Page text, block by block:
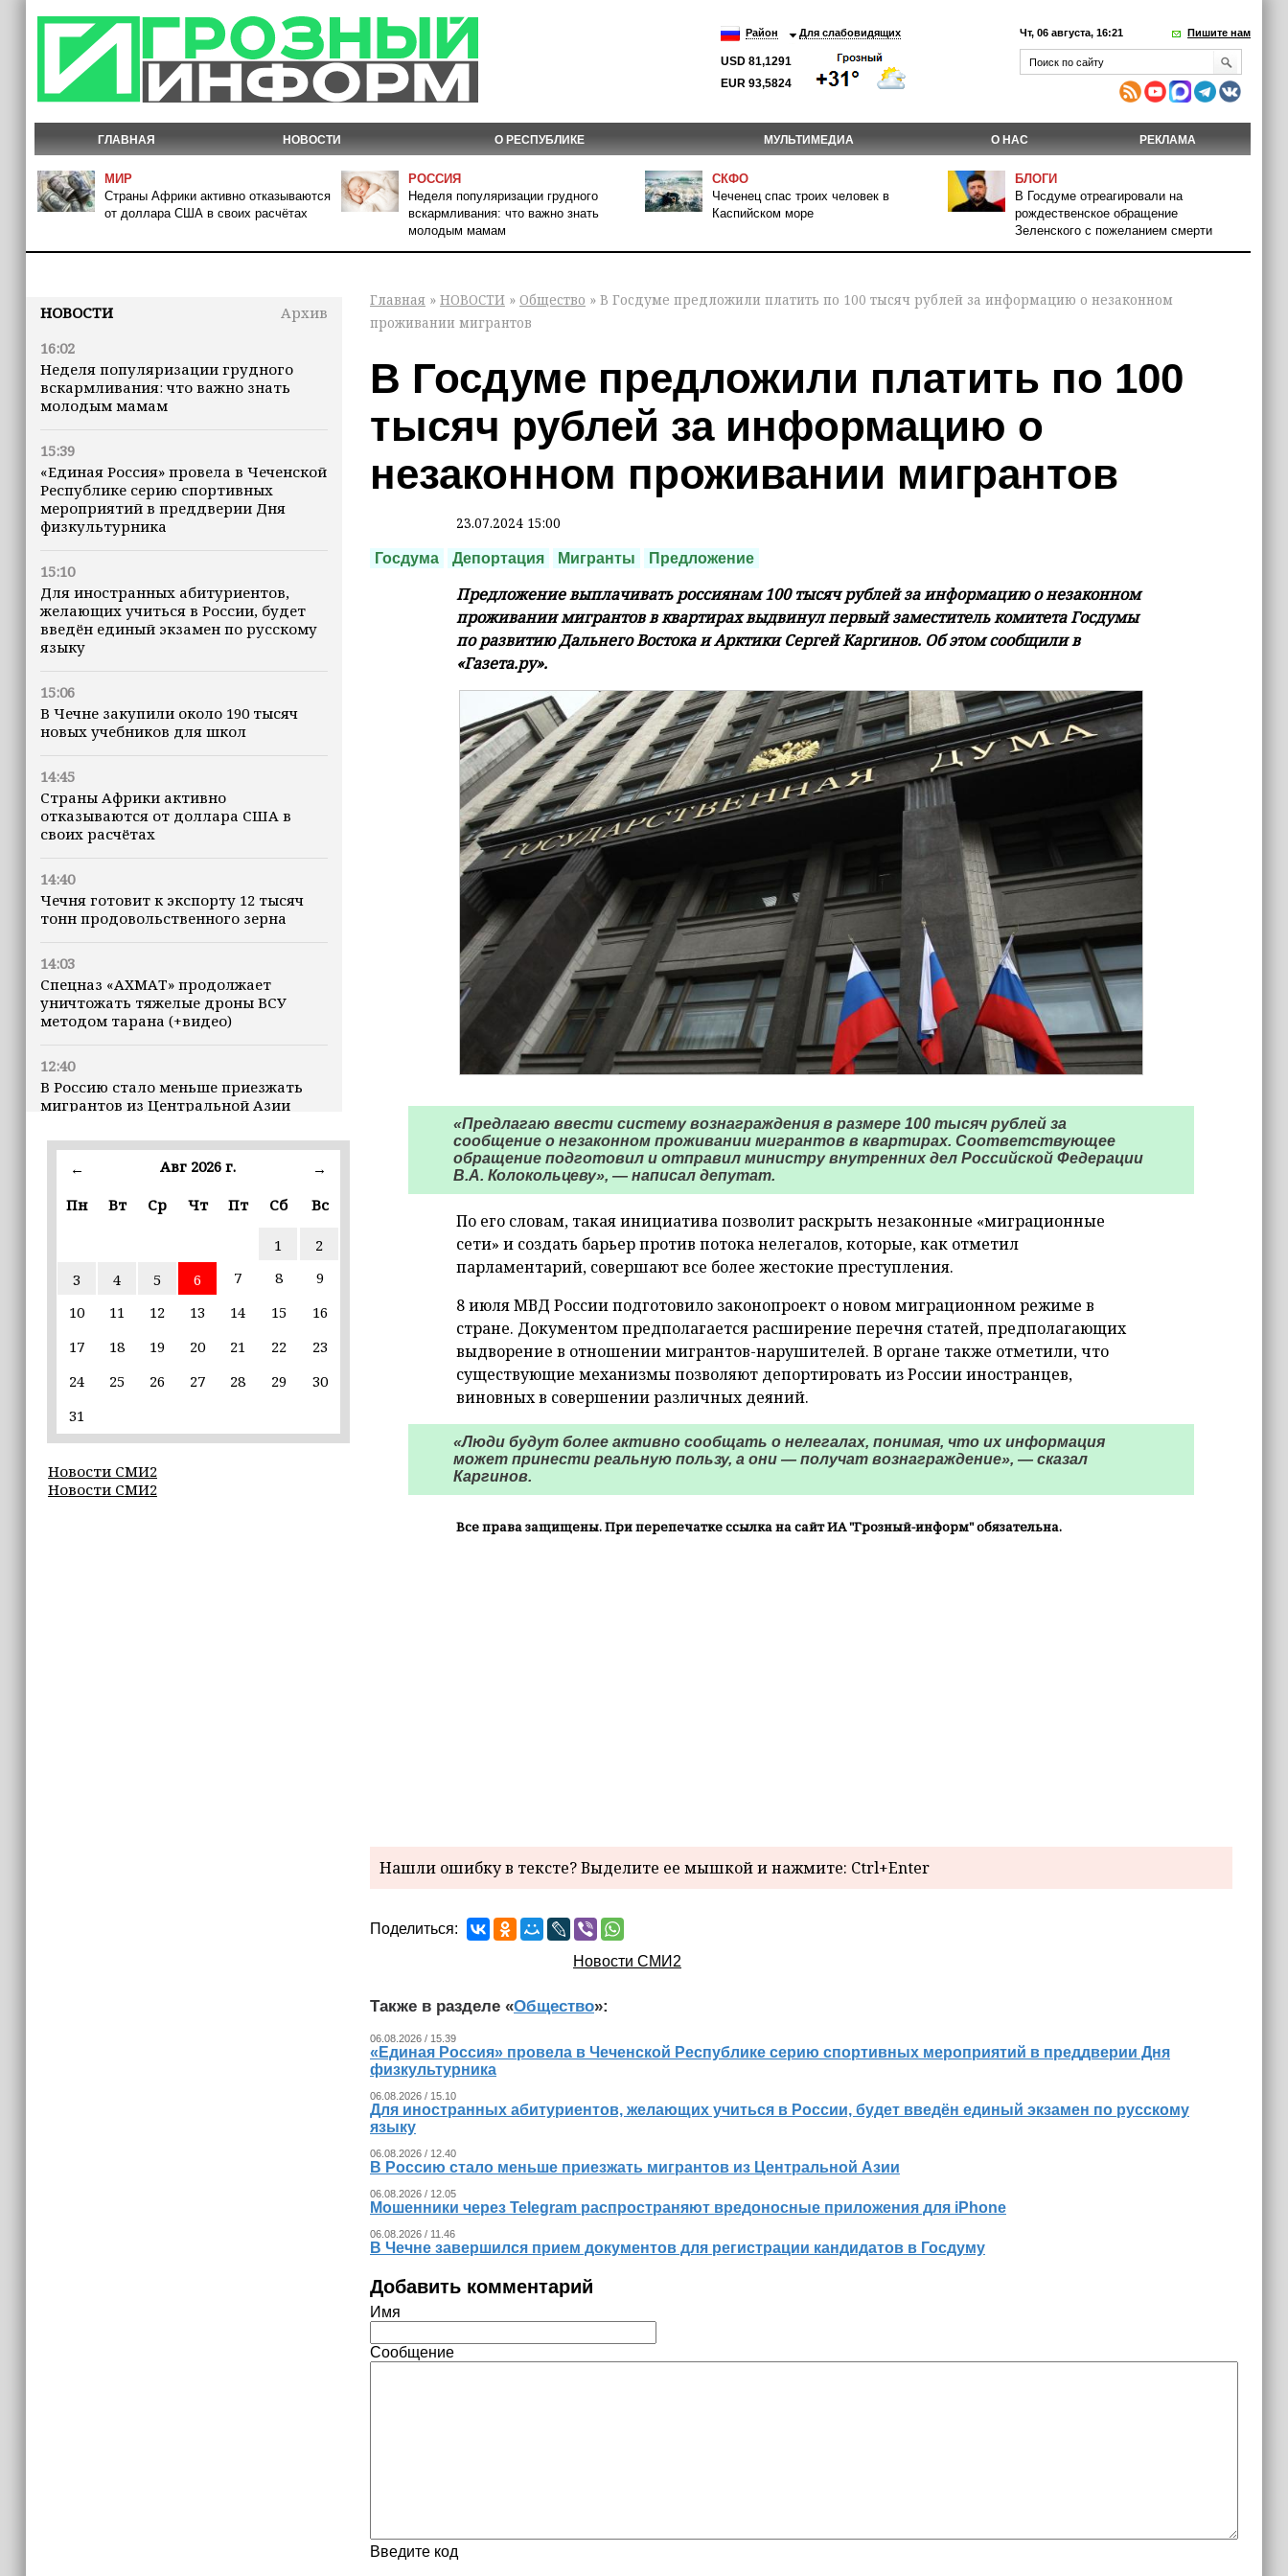
Район Для слабовидящих
USD 81,1291
EUR 93,5824
Чт, 06 августа, 16:21 Пишите нам
ГЛАВНАЯ НОВОСТИ О РЕСПУБЛИКЕ МУЛЬТИМЕДИА О НАС РЕКЛАМА
МИР
Страны Африки активно отказываются
от доллара США в своих расчётах
РОССИЯ
Неделя популяризации грудного
вскармливания: что важно знать
молодым мамам
СКФО
Чеченец спас троих человек в
Каспийском море
БЛОГИ
В Госдуме отреагировали на
рождественское обращение
Зеленского с пожеланием смерти
НОВОСТИ
Архив
16:02
Неделя популяризации грудного
вскармливания: что важно знать
молодым мамам
15:39
«Единая Россия» провела в Чеченской
Республике серию спортивных
мероприятий в преддверии Дня
физкультурника
15:10
Для иностранных абитуриентов,
желающих учиться в России, будет
введён единый экзамен по русскому
языку
15:06
В Чечне закупили около 190 тысяч
новых учебников для школ
14:45
Страны Африки активно
отказываются от доллара США в
своих расчётах
14:40
Чечня готовит к экспорту 12 тысяч
тонн продовольственного зерна
14:03
Спецназ «АХМАТ» продолжает
уничтожать тяжелые дроны ВСУ
методом тарана (+видео)
12:40
В Россию стало меньше приезжать
мигрантов из Центральной Азии
12:38
Российские военные создали
распространяют вредоносные
приложения для iPhone
В Чечне завершился прием
документов для регистрации
11:35
риск развития диабета
← Авг 2026 г.
→
Пн
Вт Ср Чт Пт Сб Вс
1
2
3
4 5 6 7 8
9
10
11 12 13 14 15
16
17
18 19 20 21 22
23
24
25 26 27 28 29
30
31
Новости СМИ2
Новости СМИ2
Главная » НОВОСТИ » Общество » В Госдуме предложили платить по 100 тысяч рублей за информацию о незаконном
проживании мигрантов
В Госдуме предложили платить по 100
тысяч рублей за информацию о
незаконном проживании мигрантов
23.07.2024 15:00
Госдума Депортация Мигранты Предложение
Предложение выплачивать россиянам 100 тысяч рублей за информацию о незаконном
проживании мигрантов в квартирах выдвинул первый заместитель комитета Госдумы
по развитию Дальнего Востока и Арктики Сергей Каргинов. Об этом сообщили в
«Газета.ру».
«Предлагаю ввести систему вознаграждения в размере 100 тысяч рублей за
сообщение о незаконном проживании мигрантов в квартирах. Соответствующее
обращение подготовил и отправил министру внутренних дел Российской Федерации
В.А. Колокольцеву», — написал депутат.
По его словам, такая инициатива позволит раскрыть незаконные «миграционные
сети» и создать барьер против потока нелегалов, которые, как отметил
парламентарий, совершают все более жестокие преступления.
8 июля МВД России подготовило законопроект о новом миграционном режиме в
стране. Документом предполагается расширение перечня статей, предполагающих
выдворение в отношении мигрантов-нарушителей. В органе также отметили, что
существующие механизмы позволяют депортировать из России иностранцев,
виновных в совершении различных деяний.
«Люди будут более активно сообщать о нелегалах, понимая, что их информация
может принести реальную пользу, а они — получат вознаграждение», — сказал
Каргинов.
Все права защищены. При перепечатке ссылка на сайт ИА "Грозный-информ" обязательна.
Нашли ошибку в тексте? Выделите ее мышкой и нажмите: Ctrl+Enter
Поделиться:
Новости СМИ2
Также в разделе «Общество»:
06.08.2026 / 15.39
«Единая Россия» провела в Чеченской Республике серию спортивных мероприятий в преддверии Дня
физкультурника
06.08.2026 / 15.10
Для иностранных абитуриентов, желающих учиться в России, будет введён единый экзамен по русскому
языку
06.08.2026 / 12.40
В Россию стало меньше приезжать мигрантов из Центральной Азии
06.08.2026 / 12.05
Мошенники через Telegram распространяют вредоносные приложения для iPhone
06.08.2026 / 11.46
В Чечне завершился прием документов для регистрации кандидатов в Госдуму
Добавить комментарий
Имя
Сообщение
Введите код